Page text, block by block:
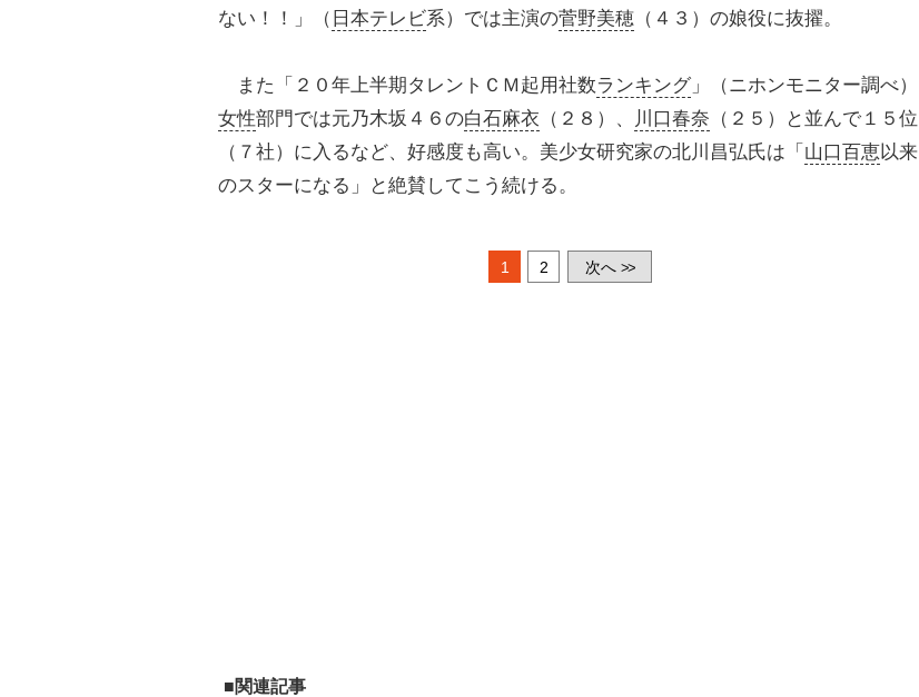
ない！！」（ 日本テレビ系）では主演の菅野美穂 （４３）の娘役に抜擢。
また「２０年上半期タレントＣＭ起用社数ランキング」（ニホンモニター調べ）
女性部門では元乃木坂４６の白石麻衣 （２８）、 川口春奈 （２５）と並んで１５位
（７社）に入るなど、好感度も高い。美少女研究家の北川昌弘氏は「 山口百恵以来
のスターになる」と絶賛してこう続ける。
1 2 次へ >>
■関連記事